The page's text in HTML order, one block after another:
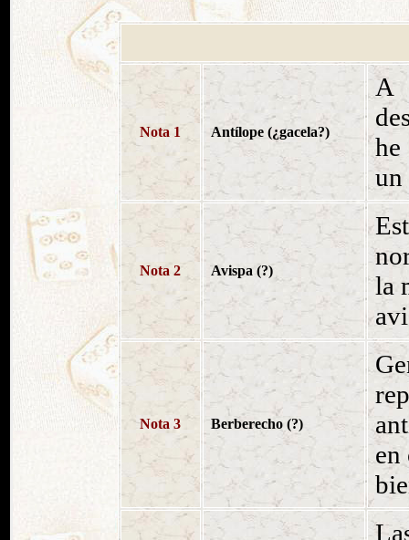
Nota 1 Antílope (¿gacela?)
A
un
Nota 2 Avispa (?)
la
Nota 3 Berberecho (?)
en